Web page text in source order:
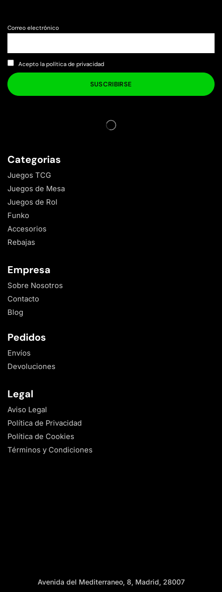
Correo electrónico
Acepto la política de privacidad
Categorias
Juegos TCG
Juegos de Mesa
Juegos de Rol
Funko
Accesorios
Rebajas
Empresa
Sobre Nosotros
Contacto
Blog
Pedidos
Envíos
Devoluciones
Legal
Aviso Legal
Política de Privacidad
Política de Cookies
Términos y Condiciones
Avenida del Mediterraneo, 8, Madrid, 28007